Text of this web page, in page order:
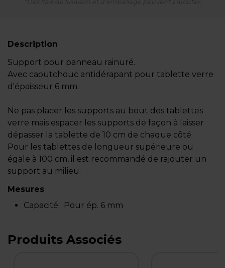
Description
Support pour panneau rainuré.
Avec caoutchouc antidérapant pour tablette verre
d'épaisseur 6 mm.
Ne pas placer les supports au bout des tablettes
verre mais espacer les supports de façon à laisser
dépasser la tablette de 10 cm de chaque côté.
Pour les tablettes de longueur supérieure ou
égale à 100 cm, il est recommandé de rajouter un
support au milieu.
Mesures
Capacité : Pour ép. 6 mm
Produits Associés